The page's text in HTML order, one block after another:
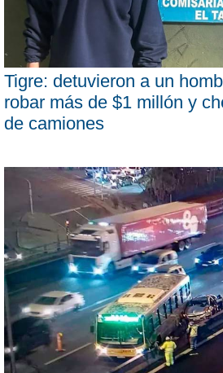
Tigre: detuvieron a un
robar más de $1 millón y
de camiones